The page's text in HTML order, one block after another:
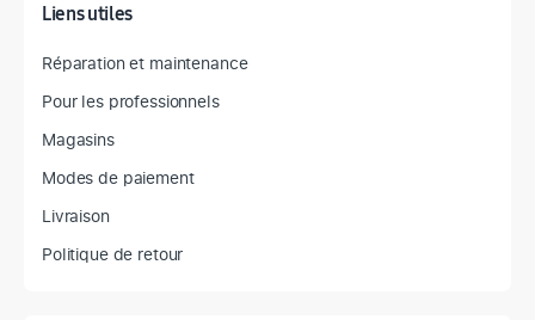
Liens utiles
Réparation et maintenance
Pour les professionnels
Magasins
Modes de paiement
Livraison
Politique de retour